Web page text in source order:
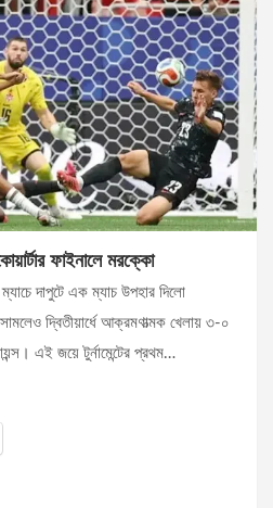
ফাইনালে মরক্কো
দাপুটে এক ম্যাচ উপহার দিলো
দ্বিতীয়ার্ধে আক্রমণাত্মক খেলায় ৩-০
এই জয়ে টুর্নামেন্টের প্রথম…